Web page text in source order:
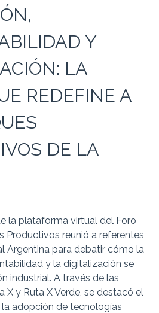
Y
LA
REDEFINE A
DE LA
la plataforma virtual del Foro
Productivos reunió a referentes
Argentina para debatir cómo la
y la digitalización se
industrial. A través de las
X y Ruta X Verde, se destacó el
adopción de tecnologías